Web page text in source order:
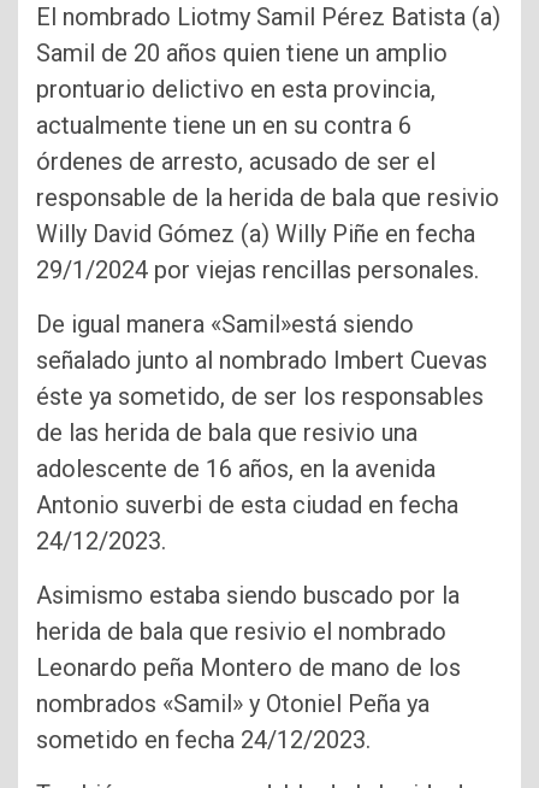
El nombrado Liotmy Samil Pérez Batista (a)
Samil de 20 años quien tiene un amplio
prontuario delictivo en esta provincia,
actualmente tiene un en su contra 6
órdenes de arresto, acusado de ser el
responsable de la herida de bala que resivio
Willy David Gómez (a) Willy Piñe en fecha
29/1/2024 por viejas rencillas personales.
De igual manera «Samil»está siendo
señalado junto al nombrado Imbert Cuevas
éste ya sometido, de ser los responsables
de las herida de bala que resivio una
adolescente de 16 años, en la avenida
Antonio suverbi de esta ciudad en fecha
24/12/2023.
Asimismo estaba siendo buscado por la
herida de bala que resivio el nombrado
Leonardo peña Montero de mano de los
nombrados «Samil» y Otoniel Peña ya
sometido en fecha 24/12/2023.